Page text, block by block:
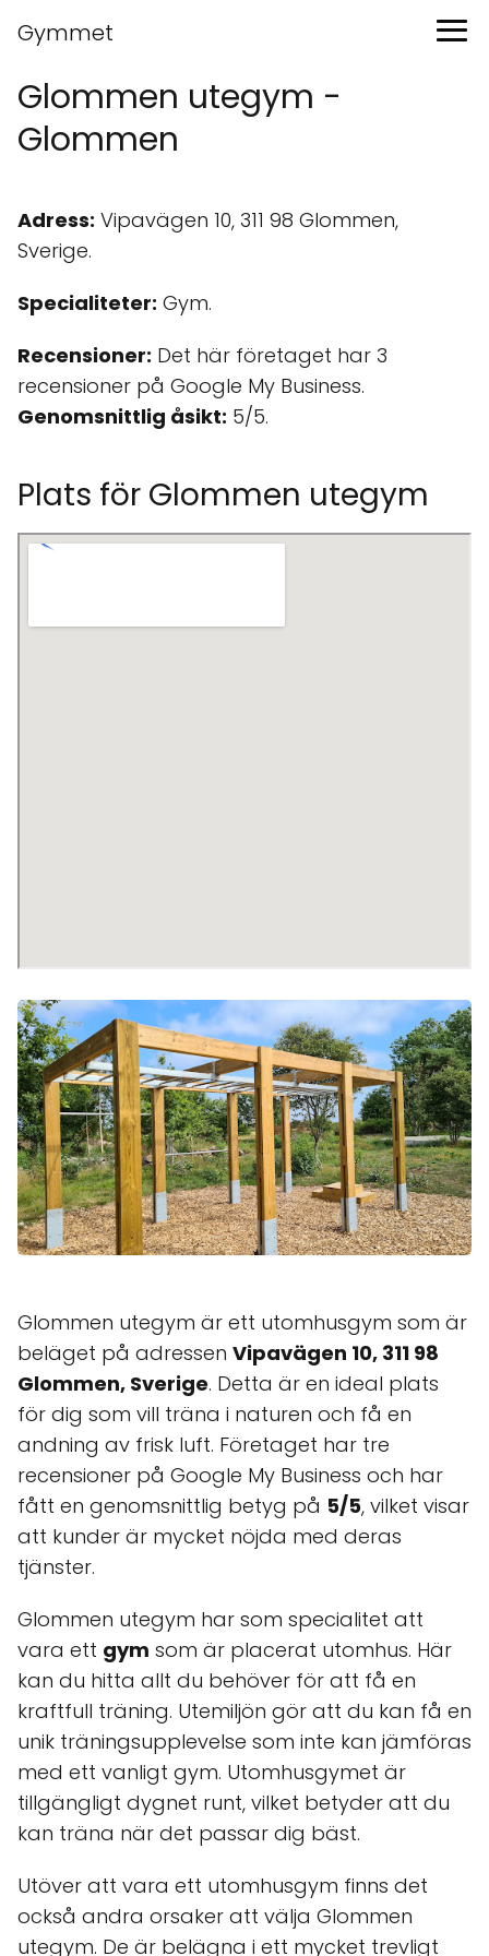
Gymmet
Glommen utegym -
Glommen
Adress: Vipavägen 10, 311 98 Glommen,
Sverige.
Specialiteter: Gym.
Recensioner: Det här företaget har 3
recensioner på Google My Business.
Genomsnittlig åsikt: 5/5.
Plats för Glommen utegym
Glommen utegym är ett utomhusgym som är
beläget på adressen Vipavägen 10, 311 98
Glommen, Sverige. Detta är en ideal plats
för dig som vill träna i naturen och få en
andning av frisk luft. Företaget har tre
recensioner på Google My Business och har
fått en genomsnittlig betyg på 5/5, vilket visar
att kunder är mycket nöjda med deras
tjänster.
Glommen utegym har som specialitet att
vara ett gym som är placerat utomhus. Här
kan du hitta allt du behöver för att få en
kraftfull träning. Utemiljön gör att du kan få en
unik träningsupplevelse som inte kan jämföras
med ett vanligt gym. Utomhusgymet är
tillgängligt dygnet runt, vilket betyder att du
kan träna när det passar dig bäst.
Utöver att vara ett utomhusgym finns det
också andra orsaker att välja Glommen
utegym. De är belägna i ett mycket trevligt